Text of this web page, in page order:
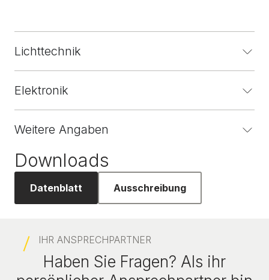
Lichttechnik
Elektronik
Weitere Angaben
Downloads
Datenblatt Ausschreibung
IHR ANSPRECHPARTNER
Haben Sie Fragen? Als ihr